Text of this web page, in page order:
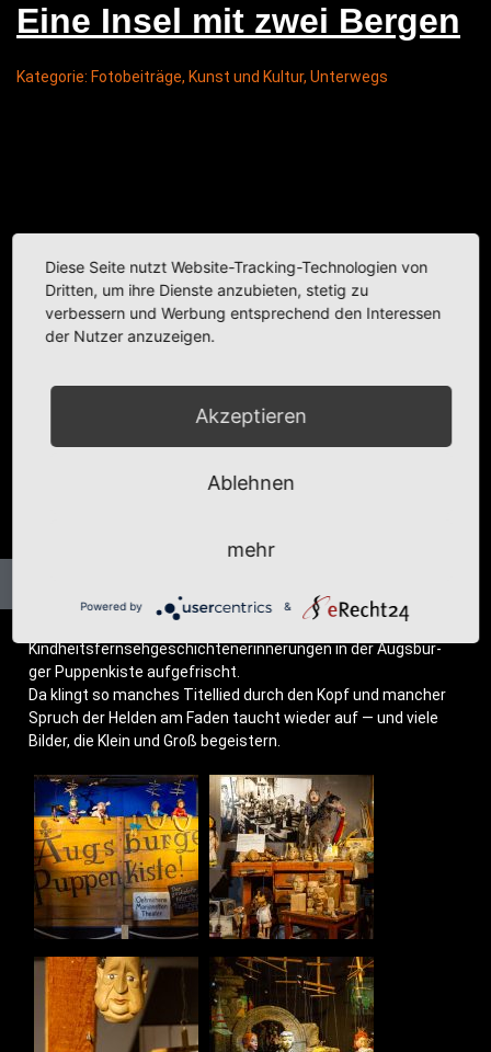
Eine Insel mit zwei Bergen
Kategorie: Fotobeiträge, Kunst und Kultur, Unterwegs
Kind­heits­fern­seh­ge­schich­te­n­erin­ne­run­gen in der Augs­bur­
ger Pup­pen­kis­te aufgefrischt.
Da klingt so man­ches Titel­lied durch den Kopf und man­cher
Spruch der Hel­den am Faden taucht wie­der auf — und vie­le
Bil­der, die Klein und Groß begeistern.
Diese Seite nutzt Website-Tracking-Technologien von
Dritten, um ihre Dienste anzubieten, stetig zu
verbessern und Werbung entsprechend den Interessen
der Nutzer anzuzeigen.
Akzeptieren
Ablehnen
mehr
Powered by &